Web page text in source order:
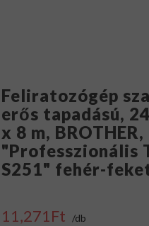
Feliratozógép
erős tapadású,
x 8 m, BROTHER,
"Professzionális
S251" fehér-
11,271Ft /db